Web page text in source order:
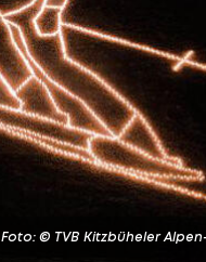
Foto: © TVB Kitzbüheler